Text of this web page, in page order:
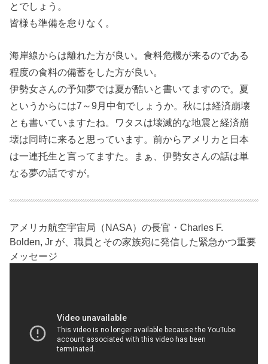
とでしょう。
皆様も準備を怠りなく。
海岸線からは離れた方が良い。食料危機が来るのである
程度の食料の備蓄をした方が良い。
伊勢女さんの予知夢では夏が酷いと書いてますので。夏
というからには7～9月中旬でしょうか。秋には経済崩壊
とも書いていますたね。ワタスは壊滅的な地震と経済崩
壊は同時に来ると思っています。前からアメリカと日本
は一連托生と言ってますた。まぁ、伊勢女さんの話は単
なる夢の話ですが。
アメリカ航空宇宙局（NASA）の長官・Charles F.
Bolden, Jr が、職員とその家族宛に発信した緊急かつ重要
メッセージ